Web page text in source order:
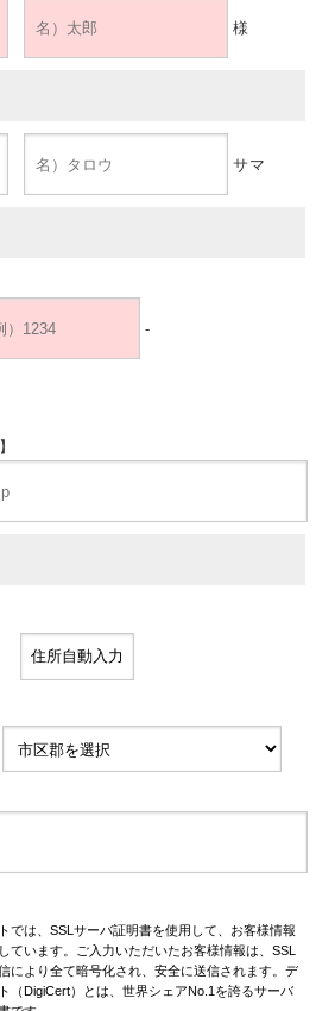
様
サマ
-
では、SSLサーバ証明書を使用して、お客様情報
ています。ご入力いただいたお客様情報は、SSL
により全て暗号化され、安全に送信されます。デ
（DigiCert）とは、世界シェアNo.1を誇るサーバ